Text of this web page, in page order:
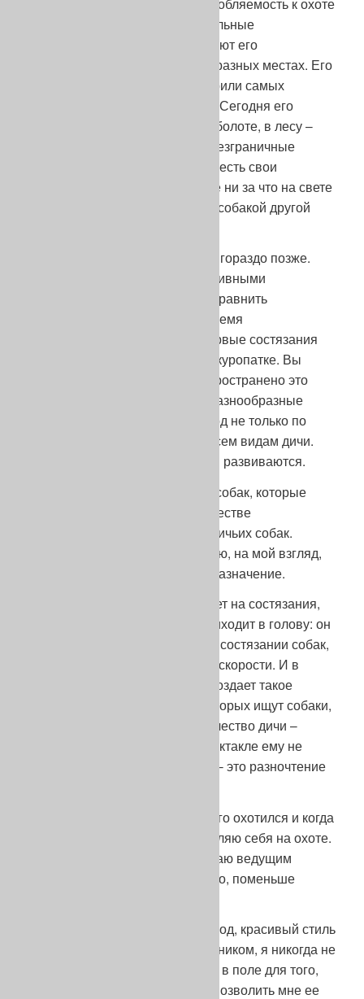
во всех угодьях. Его исключительные
атлетические свойства позволяют его
использовать в самых разнообразных местах. Его
стиль и рабочие качества покорили самых
взыскательных пользователей. Сегодня его
используют в поле, в горах, на болоте, в лесу –
везде он демонстрирует свои безграничные
возможности и таланты. У него есть свои
страстные поклонники, которые ни за что на свете
не согласятся пойти на охоту с собакой другой
Состязания стали проводиться гораздо позже.
Они были инициированы спортивными
владельцами, которые хотели сравнить
принадлежащих им собак во время
представления их егерями. Первые состязания
были организованы весной по куропатке. Вы
знаете насколько сегодня распространено это
явление – многочисленные и разнообразные
состязания проходят каждый год не только по
куропатке, но практически по всем видам дичи.
Охота сокращается, состязания развиваются.
Цель состязаний – поощрение собак, которые
могут быть использованы в качестве
производителей будущих охотничьих собак.
Нельзя упускать из виду главную, на мой взгляд,
цель состязаний, основное их назначение.
Когда охотник впервые попадает на состязания,
то первая мысль, какая ему приходит в голову: он
действительно присутствует на состязании собак,
но на состязании в основном в скорости. И в
самом деле, быстрота галопа создает такое
впечатление. Дистанции, на которых ищут собаки,
очень часто чрезмерны, а количество дичи –
минимально. Ничего в этом спектакле ему не
напоминает охоту. Я скажу так – это разночтение
Прежде чем стать судьей я много охотился и когда
я сужу состязания, то представляю себя на охоте.
Это объясняет то, что я часто даю ведущим
советы охотника: идти медленно, поменьше
Безусловно, я ценю красивый ход, красивый стиль
галопа и стойки, но будучи охотником, я никогда не
забываю, что собака находится в поле для того,
чтобы найти для меня птицу и позволить мне ее